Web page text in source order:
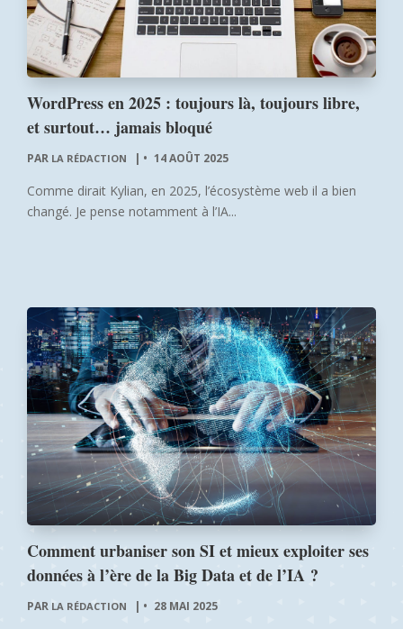
WordPress en 2025 : toujours là, toujours libre,
et surtout… jamais bloqué
PAR LA RÉDACTION | 14 AOÛT 2025
Comme dirait Kylian, en 2025, l’écosystème web il a bien
changé. Je pense notamment à l’IA...
Comment urbaniser son SI et mieux exploiter ses
données à l’ère de la Big Data et de l’IA ?
PAR LA RÉDACTION | 28 MAI 2025